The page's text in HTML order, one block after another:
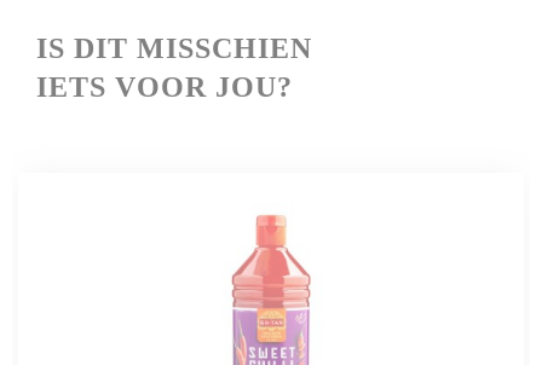
IS DIT MISSCHIEN
IETS VOOR JOU?